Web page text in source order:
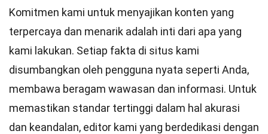
Komitmen kami untuk menyajikan konten yang
terpercaya dan menarik adalah inti dari apa yang
kami lakukan. Setiap fakta di situs kami
disumbangkan oleh pengguna nyata seperti Anda,
membawa beragam wawasan dan informasi. Untuk
memastikan standar tertinggi dalam hal akurasi
dan keandalan, editor kami yang berdedikasi dengan